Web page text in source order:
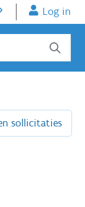
Log in
sollicitaties